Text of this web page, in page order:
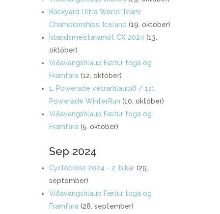
Backyard Ultra World Team
Championships: Iceland (19. október)
Íslandsmeistaramót CX 2024 (13.
október)
Víðavangshlaup Fætur toga og
Framfara (12. október)
1. Powerade vetrarhlaupið / 1st
Powerade WinterRun (10. október)
Víðavangshlaup Fætur toga og
Framfara (5. október)
Sep 2024
Cyclocross 2024 - 2. bikar (29.
september)
Víðavangshlaup Fætur toga og
Framfara (28. september)